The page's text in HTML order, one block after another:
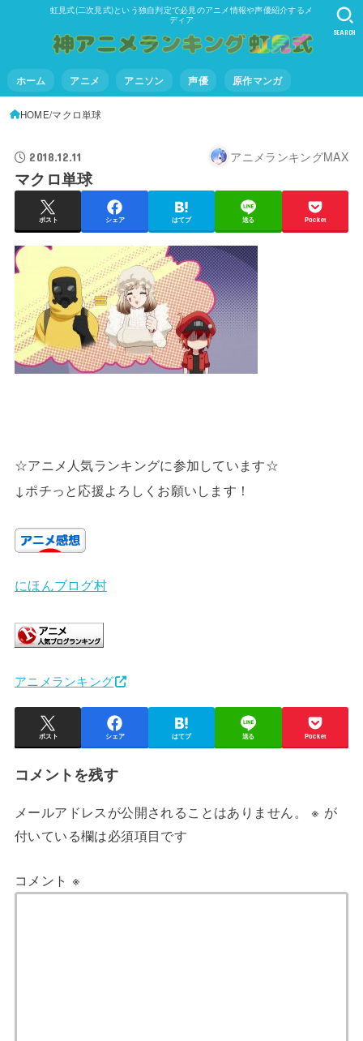
虹見式(二次見式)という独自判定で必見のアニメ情報や声優紹介するメ
ディア
ホーム アニメ アニソン 声優 原作マンガ
SEARCH
HOME マクロ単球
2018.12.11 アニメランキングMAX
マクロ単球
ポスト シェア はてブ 送る Pocket
☆アニメ人気ランキングに参加しています☆
↓ポチっと応援よろしくお願いします！
にほんブログ村
アニメランキング
ポスト シェア はてブ 送る Pocket
コメントを残す
メールアドレスが公開されることはありません。 ※ が
付いている欄は必須項目です
コメント ※